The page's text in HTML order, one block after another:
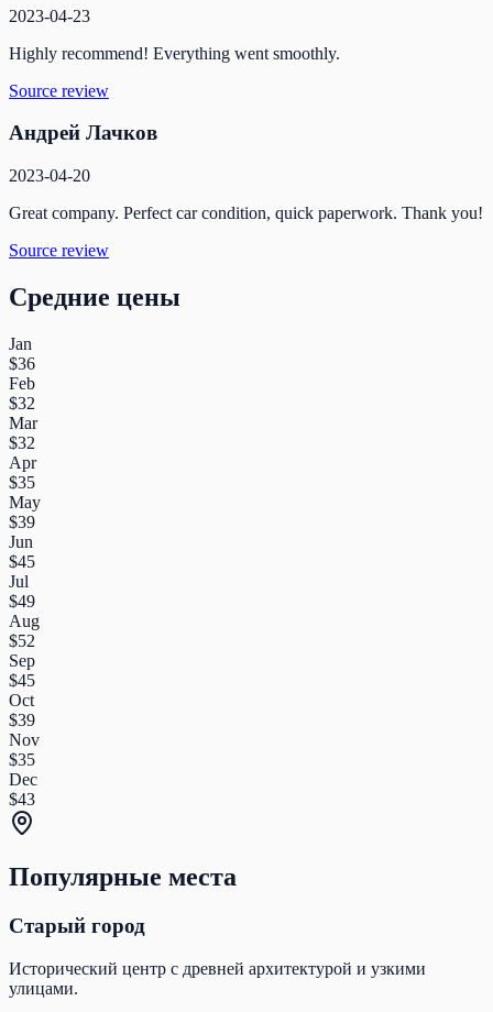
2023-04-23
Highly recommend! Everything went smoothly.
Source review
Андрей Лачков
2023-04-20
Great company. Perfect car condition, quick paperwork. Thank you!
Source review
Средние цены
Jan
$36
Feb
$32
Mar
$32
Apr
$35
May
$39
Jun
$45
Jul
$49
Aug
$52
Sep
$45
Oct
$39
Nov
$35
Dec
$43
Популярные места
Старый город
Исторический центр с древней архитектурой и узкими
улицами.